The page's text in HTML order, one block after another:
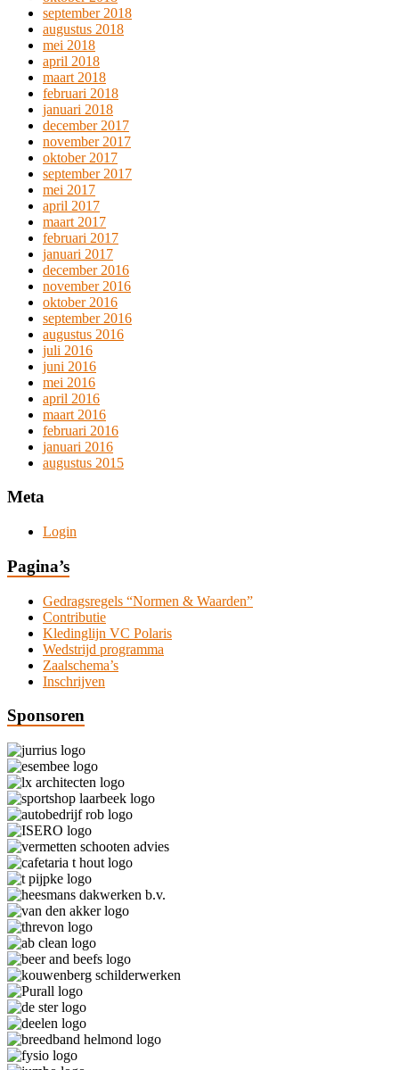
september 2018
augustus 2018
mei 2018
april 2018
maart 2018
februari 2018
januari 2018
december 2017
november 2017
oktober 2017
september 2017
mei 2017
april 2017
maart 2017
februari 2017
januari 2017
december 2016
november 2016
oktober 2016
september 2016
augustus 2016
juli 2016
juni 2016
mei 2016
april 2016
maart 2016
februari 2016
januari 2016
augustus 2015
Meta
Login
Pagina’s
Gedragsregels “Normen & Waarden”
Contributie
Kledinglijn VC Polaris
Wedstrijd programma
Zaalschema’s
Inschrijven
Sponsoren